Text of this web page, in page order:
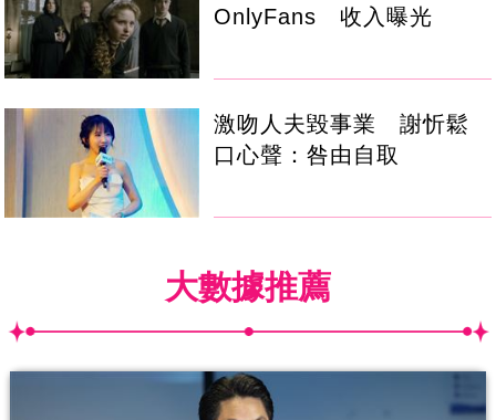
OnlyFans 收入曝光
激吻人夫毀事業 謝忻鬆
口心聲：咎由自取
大數據推薦